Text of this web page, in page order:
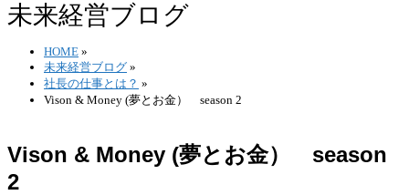
未来経営ブログ
HOME »
未来経営ブログ »
社長の仕事とは？ »
Vison & Money (夢とお金） season 2
Vison & Money (夢とお金） season
2